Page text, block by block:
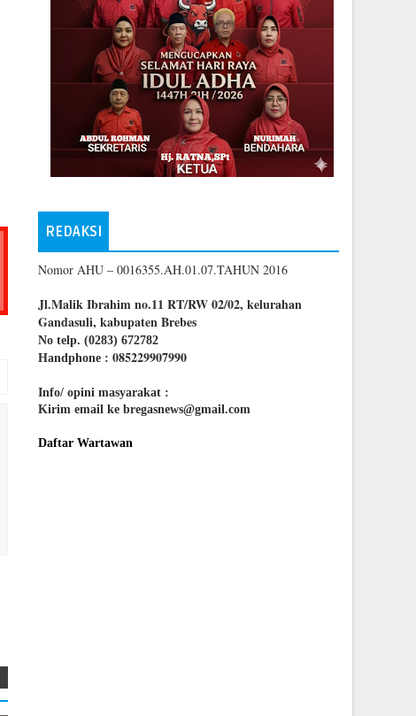
REDAKSI
Nomor AHU – 0016355.AH.01.07.TAHUN 2016
Jl.Malik Ibrahim no.11 RT/RW 02/02, kelurahan
Gandasuli, kabupaten Brebes
No telp. (0283) 672782
Handphone : 085229907990
Info/ opini masyarakat :
Kirim email ke bregasnews@gmail.com
Daftar Wartawan